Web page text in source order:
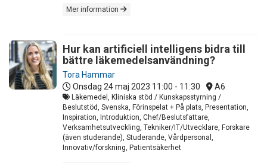
Mer information
Hur kan artificiell intelligens bidra till
bättre läkemedelsanvändning?
Tora Hammar
Onsdag 24 maj 2023 11:00 - 11:30 A6
Läkemedel, Kliniska stöd / Kunskapsstyrning /
Beslutstöd, Svenska, Förinspelat + På plats, Presentation,
Inspiration, Introduktion, Chef/Beslutsfattare,
Verksamhetsutveckling, Tekniker/IT/Utvecklare, Forskare
(även studerande), Studerande, Vårdpersonal,
Innovativ/forskning, Patientsäkerhet